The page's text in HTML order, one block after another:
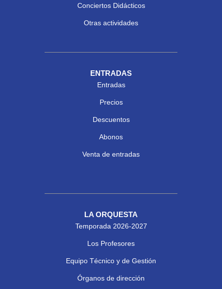
Conciertos Didácticos
Otras actividades
ENTRADAS
Entradas
Precios
Descuentos
Abonos
Venta de entradas
LA ORQUESTA
Temporada 2026-2027
Los Profesores
Equipo Técnico y de Gestión
Órganos de dirección